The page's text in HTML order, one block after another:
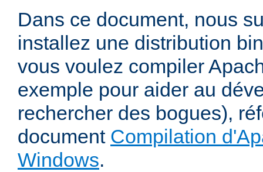
Dans ce document, nous
installez une distribution
vous voulez compiler
exemple pour aider au
rechercher des bogues),
document Compilation
Windows.